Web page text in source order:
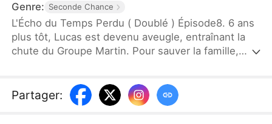
Genre: Seconde Chance
L'Écho du Temps Perdu ( Doublé ) Épisode8. 6 ans
plus tôt, Lucas est devenu aveugle, entraînant la
chute du Groupe Martin. Pour sauver la famille,
hémorragie après l'opération. Tous l'ont crue
morte. 6 ans plus tard, ils se sont retrouvés sans
Partager: